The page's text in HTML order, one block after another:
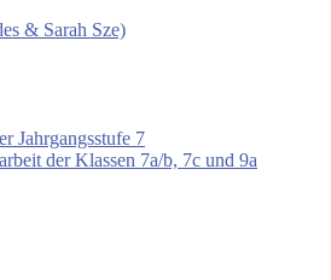
& Sarah Sze)
Jahrgangsstufe 7
der Klassen 7a/b, 7c und 9a